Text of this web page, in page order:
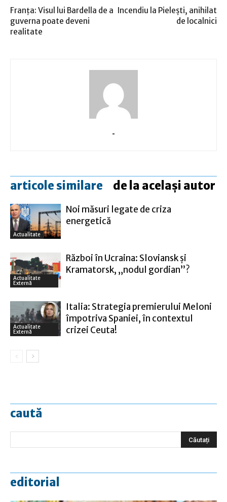
Franţa: Visul lui Bardella de a
guverna poate deveni
realitate
Incendiu la Pieleşti, anihilat
de localnici
-
articole similare de la același autor
Actualitate
Noi măsuri legate de criza
energetică
Actualitate
Externă
Război în Ucraina: Sloviansk şi
Kramatorsk, „nodul gordian”?
Actualitate
Externă
Italia: Strategia premierului Meloni
împotriva Spaniei, în contextul
crizei Ceuta!
caută
editorial